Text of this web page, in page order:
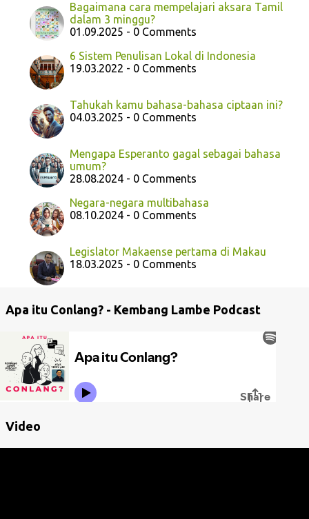
Bagaimana cara mempelajari aksara Tamil
dalam 3 minggu?
01.09.2025 - 0 Comments
6 Sistem Penulisan Lokal di Indonesia
19.03.2022 - 0 Comments
Tahukah kamu bahasa-bahasa ciptaan ini?
04.03.2025 - 0 Comments
Mengapa Esperanto gagal sebagai bahasa
umum?
28.08.2024 - 0 Comments
Negara-negara multibahasa
08.10.2024 - 0 Comments
Legislator Makaense pertama di Makau
18.03.2025 - 0 Comments
Apa itu Conlang? - Kembang Lambe Podcast
Video